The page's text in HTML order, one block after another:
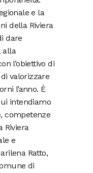
e la
della Riviera
dare
alla
l’obiettivo di
valorizzare
l’anno. È
intendiamo
competenze
Riviera
e
Ratto,
di